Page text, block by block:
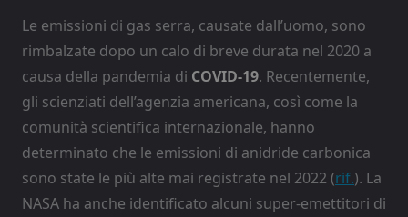
Le emissioni di gas serra, causate dall’uomo, sono
rimbalzate dopo un calo di breve durata nel 2020 a
causa della pandemia di COVID-19. Recentemente,
gli scienziati dell’agenzia americana, così come la
comunità scientifica internazionale, hanno
determinato che le emissioni di anidride carbonica
sono state le più alte mai registrate nel 2022 (rif.). La
NASA ha anche identificato alcuni super-emettitori di